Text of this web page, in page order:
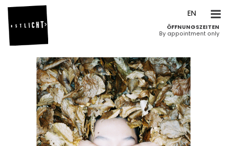
ÖFFNUNGSZEITEN
By appointment only
DE
EN